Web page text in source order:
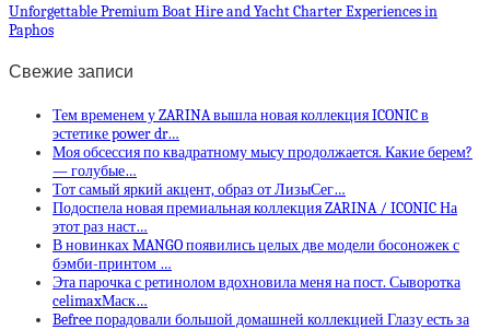
Unforgettable Premium Boat Hire and Yacht Charter Experiences in
Paphos
Свежие записи
Тем временем у ZARINA вышла новая коллекция ICONIC в
эстетике power dr…
Моя обсессия по квадратному мысу продолжается. Какие берем?
— голубые…
Тот самый яркий акцент, образ от ЛизыСег…
Подоспела новая премиальная коллекция ZARINA / ICONIC На
этот раз наст…
В новинках MANGO появились целых две модели босоножек с
бэмби-принтом …
Эта парочка с ретинолом вдохновила меня на пост. Сыворотка
celimaxМаск…
Befree порадовали большой домашней коллекцией Глазу есть за